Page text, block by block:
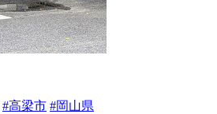
#高梁市 #岡山県